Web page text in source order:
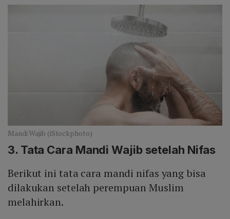
Mandi Wajib (iStockphoto)
3. Tata Cara Mandi Wajib setelah Nifas
Berikut ini tata cara mandi nifas yang bisa
dilakukan setelah perempuan Muslim
melahirkan.